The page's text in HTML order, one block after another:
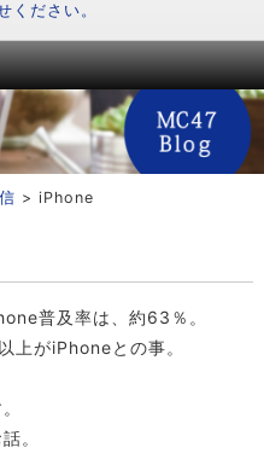
ください。
> iPhone
普及率は、約63％。
上がiPhoneとの事。
。